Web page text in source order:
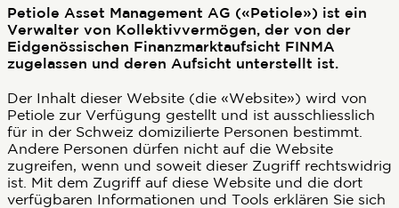
Petiole Asset Management AG («Petiole») ist ein
Verwalter von Kollektivvermögen, der von der
Eidgenössischen Finanzmarktaufsicht FINMA
zugelassen und deren Aufsicht unterstellt ist.
Der Inhalt dieser Website (die «Website») wird von
Petiole zur Verfügung gestellt und ist ausschliesslich
für in der Schweiz domizilierte Personen bestimmt.
Andere Personen dürfen nicht auf die Website
zugreifen, wenn und soweit dieser Zugriff rechtswidrig
ist. Mit dem Zugriff auf diese Website und die dort
verfügbaren Informationen und Tools erklären Sie sich